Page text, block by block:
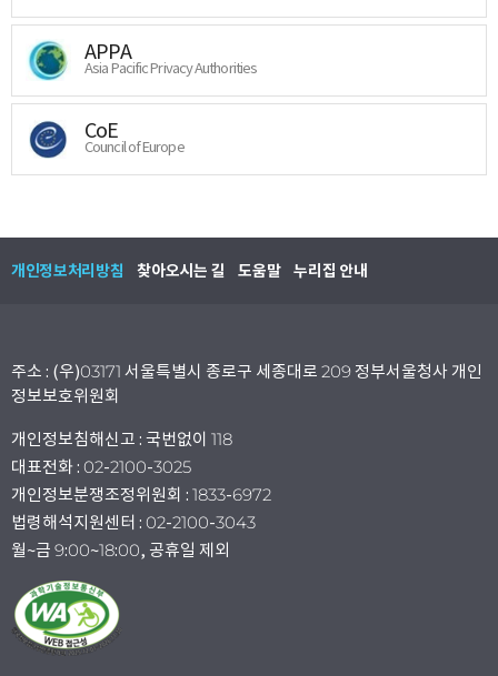
APPA
Asia Pacific Privacy Authorities
CoE
Council of Europe
개인정보처리방침 찾아오시는 길 도움말 누리집 안내
주소 : (우)03171 서울특별시 종로구 세종대로 209 정부서울청사 개인
정보보호위원회
개인정보침해신고 : 국번없이 118
대표전화 : 02-2100-3025
개인정보분쟁조정위원회 : 1833-6972
법령해석지원센터 : 02-2100-3043
월~금 9:00~18:00, 공휴일 제외